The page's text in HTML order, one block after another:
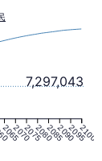
20652070207520802085209020952100
7,297,043